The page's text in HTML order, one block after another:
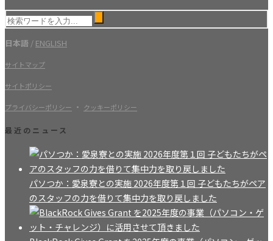
日本語 / ENGLISH
サイトマップ
サイトポリシー
プライバシーポリシー ・ クッキーポリシー
最近のニュース
パソつか：愛泉寮との実施 2026年度第１回 子どもたちがペア
のスタッフの力を借りて集中力を取り戻しました